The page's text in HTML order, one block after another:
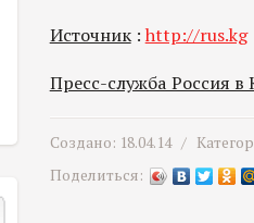
Источник: http://rus.kg
Пресс-служба Россия в
Создано: 18.04.14 /
Поделиться: